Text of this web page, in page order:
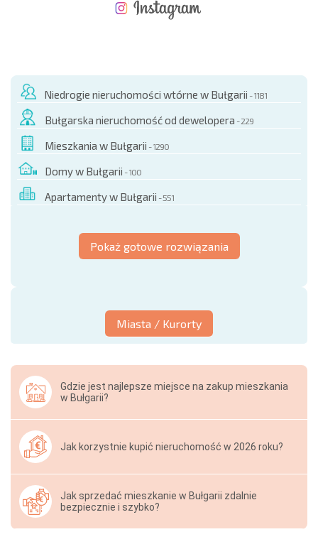
Niedrogie nieruchomości wtórne w Bułgarii - 1181
Bułgarska nieruchomość od dewelopera - 229
Mieszkania w Bułgarii - 1290
Domy w Bułgarii - 100
Apartamenty w Bułgarii - 551
Pokaż gotowe rozwiązania
Miasta / Kurorty
Gdzie jest najlepsze miejsce na zakup mieszkania
w Bułgarii?
Jak korzystnie kupić nieruchomość w 2026 roku?
Jak sprzedać mieszkanie w Bułgarii zdalnie
bezpiecznie i szybko?